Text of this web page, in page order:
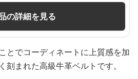
の詳細を見る
とでコーディネートに上質感を加
刻まれた高級牛革ベルトです。